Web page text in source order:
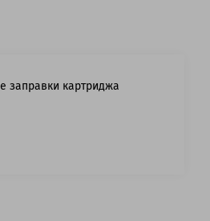
заправки картриджа